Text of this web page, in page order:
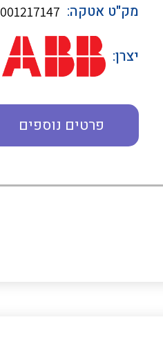
מק"ט אטקה: 001217147
יצרן:
פרטים נוספים